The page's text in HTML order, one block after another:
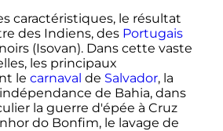
caractéristiques, le résultat
des Indiens, des Portugais
(Isovan). Dans cette vaste
les principaux
le carnaval de Salvador, la
de Bahia, dans
la guerre d'épée à Cruz
do Bonfim, le lavage de